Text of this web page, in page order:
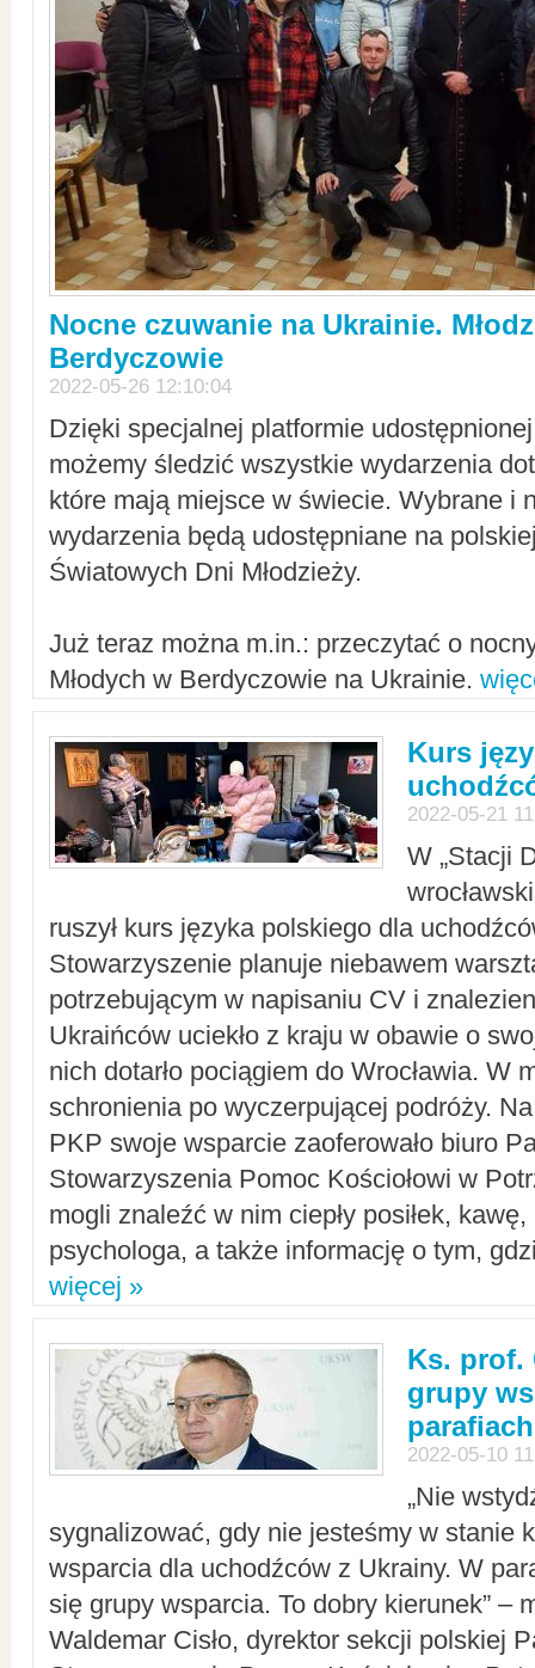
Nocne czuwanie na Ukrainie.
Berdyczowie
2022-05-26 12:10:04
Dzięki specjalnej platformie
możemy śledzić wszystkie wydarzenia
które mają miejsce w świecie. Wybrane i
wydarzenia będą udostępniane na
Światowych Dni Młodzieży.
Już teraz można m.in.: przeczytać o
Młodych w Berdyczowie na Ukrainie.
Kurs
2022-05-21
W „Stacji
ruszył kurs języka polskiego dla
Stowarzyszenie planuje niebawem
potrzebującym w napisaniu CV i
Ukraińców uciekło z kraju w obawie o
nich dotarło pociągiem do Wrocławia. W
schronienia po wyczerpującej podróży.
PKP swoje wsparcie zaoferowało biuro
Stowarzyszenia Pomoc Kościołowi w
mogli znaleźć w nim ciepły posiłek,
psychologa, a także informację o tym,
więcej »
Ks. prof.
grupy
parafiach
2022-05-10
„Nie
sygnalizować, gdy nie jesteśmy w stanie
wsparcia dla uchodźców z Ukrainy. W
się grupy wsparcia. To dobry kierunek” –
Waldemar Cisło, dyrektor sekcji polskiej